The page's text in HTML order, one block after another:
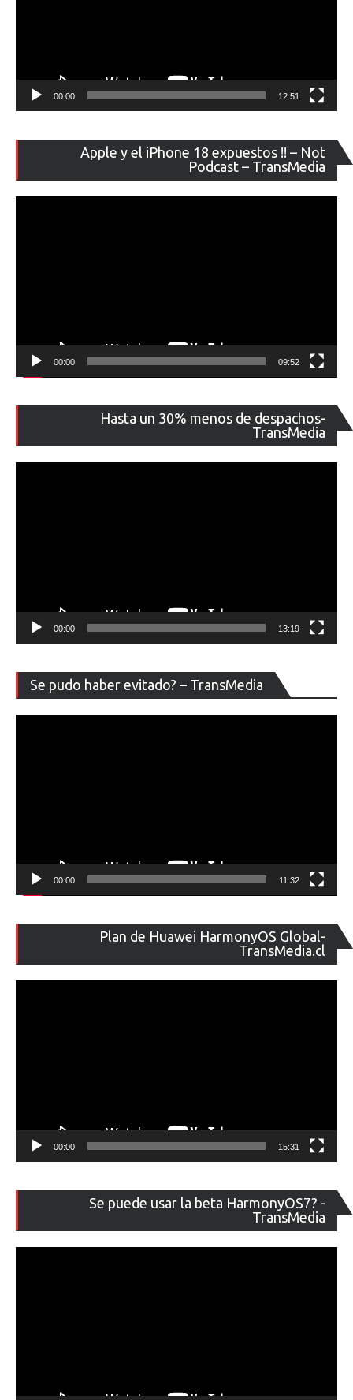
00:00 12:51
Apple y el iPhone 18 expuestos !! – Not
Podcast – TransMedia
de
00:00 09:52
Hasta un 30% menos de despachos-
TransMedia
de
00:00 13:19
Se pudo haber evitado? – TransMedia
de
00:00 11:32
Plan de Huawei HarmonyOS Global-
TransMedia.cl
de
00:00 15:31
Se puede usar la beta HarmonyOS7? -
TransMedia
de